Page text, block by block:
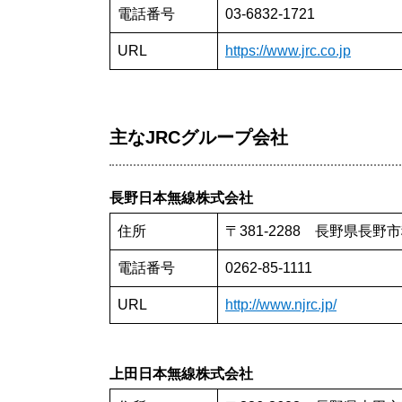
電話番号 03-6832-1721
URL https://www.jrc.co.jp
主なJRCグループ会社
長野日本無線株式会社
住所 〒381-2288 長野県長野
電話番号 0262-85-1111
URL http://www.njrc.jp/
上田日本無線株式会社